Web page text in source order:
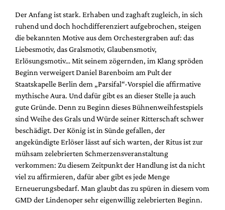
Newsletter
Redaktion
Autor:innen
Partner
Mediadaten
Suche
Der Anfang ist stark. Erhaben und zaghaft zugleich, in sich
ruhend und doch hochdifferenziert aufgebrochen, steigen
die bekannten Motive aus dem Orchestergraben auf: das
Liebesmotiv, das Gralsmotiv, Glaubensmotiv,
Erlösungsmotiv… Mit seinem zögernden, im Klang spröden
Beginn verweigert Daniel Barenboim am Pult der
Staatskapelle Berlin dem „Parsifal“-Vorspiel die affirmative
mythische Aura. Und dafür gibt es an dieser Stelle ja auch
gute Gründe. Denn zu Beginn dieses Bühnenweihfestspiels
sind Weihe des Grals und Würde seiner Ritterschaft schwer
beschädigt. Der König ist in Sünde gefallen, der
angekündigte Erlöser lässt auf sich warten, der Ritus ist zur
mühsam zelebrierten Schmerzensveranstaltung
verkommen: Zu diesem Zeitpunkt der Handlung ist da nicht
viel zu affirmieren, dafür aber gibt es jede Menge
Erneuerungsbedarf. Man glaubt das zu spüren in diesem vom
GMD der Lindenoper sehr eigenwillig zelebrierten Beginn.